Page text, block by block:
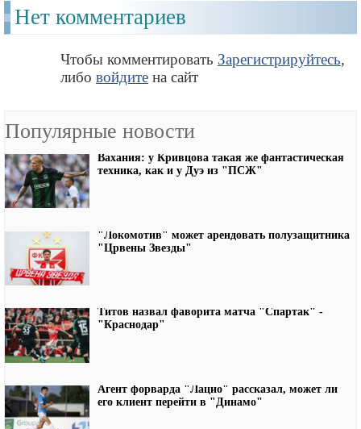
Нет комментариев
Чтобы комментировать Зарегистрируйтесь,
либо войдите на сайт
Популярные новости
Вахания: у Кривцова такая же фантастическая
техника, как и у Дуэ из "ПСЖ"
"Локомотив" может арендовать полузащитника
"Црвены Звезды"
Титов назвал фаворита матча "Спартак" -
"Краснодар"
Агент форварда "Лацио" рассказал, может ли
его клиент перейти в "Динамо"